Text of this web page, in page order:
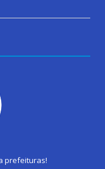
prefeituras!